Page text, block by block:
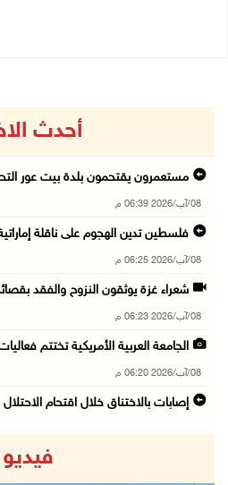
أحدث
مستعمرون يقتحمون بلدة بيت عور
08/آب/2026 06:39 م
فلسطين تدين الهجوم على ناقلة
08/آب/2026 06:25 م
شعراء غزة يوثقون النزوح والفقد
08/آب/2026 06:23 م
الجامعة العربية الأمريكية تختتم
08/آب/2026 06:20 م
إصابات بالاختناق خلال اقتحام
الحايك: نقود جهودا وطنية لحمايةفيديو